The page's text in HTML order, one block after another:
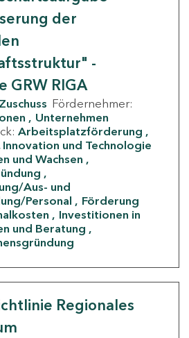
der
-
GRW RIGA
Zuschuss Fördernehmer:
Unternehmen
Arbeitsplatzförderung
Innovation und Technologie
und Wachsen
Aus- und
Personal
Förderung
Investitionen in
und Beratung
Regionales